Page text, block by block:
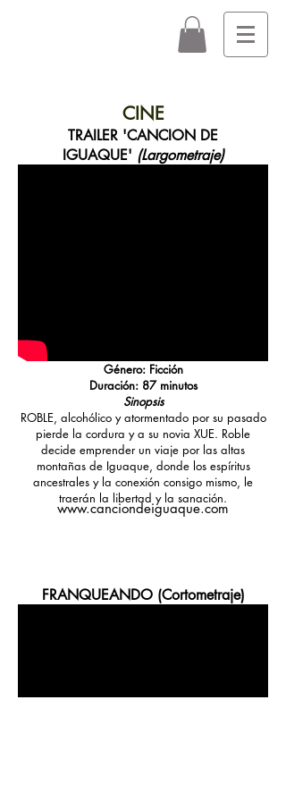
TRAILER 'CANCION DE
IGUAQUE' (Largometraje)
FRANQUEANDO (Cortometraje)
Género: Ficción
Duración: 87 minutos
Sinopsis
ROBLE, alcohólico y atormentado por su pasado
pierde la cordura y a su novia XUE. Roble
decide emprender un viaje por las altas
montañas de Iguaque, donde los espíritus
ancestrales y la conexión consigo mismo, le
traerán la libertad y la sanación.
CINE
www.canciondeiguaque.com